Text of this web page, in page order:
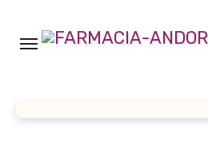
contenido